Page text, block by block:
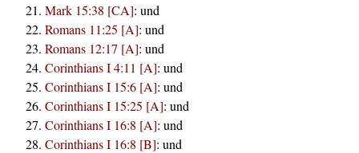
Mark 15:38 [CA]: und
Romans 11:25 [A]: und
Romans 12:17 [A]: und
Corinthians I 4:11 [A]: und
Corinthians I 15:6 [A]: und
Corinthians I 15:25 [A]: und
Corinthians I 16:8 [A]: und
Corinthians I 16:8 [B]: und